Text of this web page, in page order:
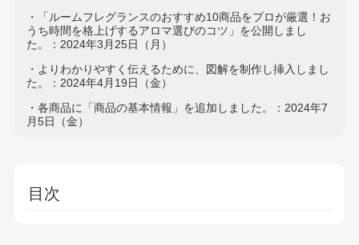
・「ルームフレグランスのおすすめ10商品をプロが厳選！お
うち時間を格上げするアロマ選びのコツ」を公開しまし
た。：2024年3月25日（月）
・よりわかりやすく伝えるために、図解を制作し挿入しまし
た。：2024年4月19日（金）
・各商品に「商品の基本情報」を追加しました。：2024年7
月5日（金）
目次